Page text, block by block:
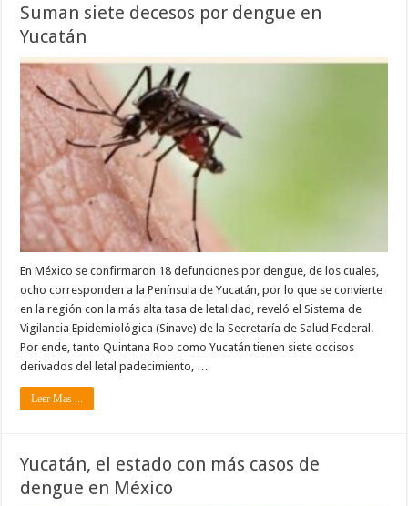
Suman siete decesos por dengue en
Yucatán
En México se confirmaron 18 defunciones por dengue, de los cuales,
ocho corresponden a la Península de Yucatán, por lo que se convierte
en la región con la más alta tasa de letalidad, reveló el Sistema de
Vigilancia Epidemiológica (Sinave) de la Secretaría de Salud Federal.
Por ende, tanto Quintana Roo como Yucatán tienen siete occisos
derivados del letal padecimiento, …
Leer Mas ...
Yucatán, el estado con más casos de
dengue en México